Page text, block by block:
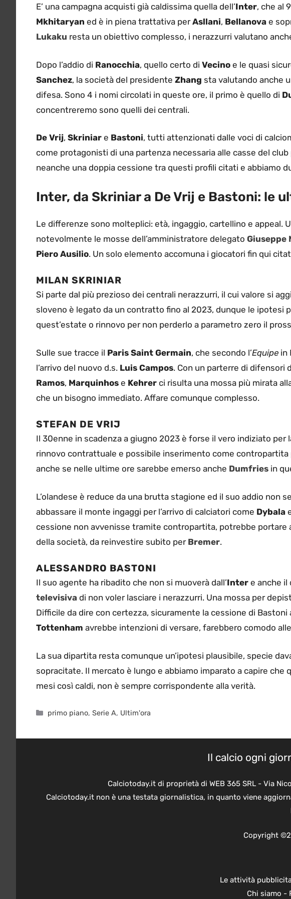
E’ una campagna acquisti già caldissima quella dell’Inter, che al
Mkhitaryan ed è in piena trattativa perAsllani, Bellanova e
Lukaku resta un obiettivo complesso, i nerazzurri valutano
Dopo l’addio di Ranocchia, quello certo di Vecino e le quasi
Sanchez, la società del presidente Zhang sta valutando anche
difesa. Sono 4 i nomi circolati in queste ore, il primo è quello di
concentreremo sono quelli dei centrali.
De Vrij, Skriniar e Bastoni, tutti attenzionati dalle voci di
come protagonisti di una partenza necessaria alle casse del
neanche una doppia cessione tra questi profili citati e abbiamo
Inter, da Skriniar a De Vrij e Bastoni: le
Le differenze sono molteplici: età, ingaggio, cartellino e appeal.
notevolmente le mosse dell’amministratore delegato Giuseppe
Piero Ausilio. Un solo elemento accomuna i giocatori fin qui
MILAN SKRINIAR
Si parte dal più prezioso dei centrali nerazzurri, il cui valore si
sloveno è legato da un contratto fino al 2023, dunque le ipotesi
quest’estate o rinnovo per non perderlo a parametro zero il
Sulle sue tracce il Paris Saint Germain, che secondo l’Equipe in
l’arrivo del nuovo d.s. Luis Campos. Con un parterre di difensori
Ramos, Marquinhos e Kehrer ci risulta una mossa più mirata
che un bisogno immediato. Affare comunque complesso.
STEFAN DE VRIJ
Il 30enne in scadenza a giugno 2023 è forse il vero indiziato per
rinnovo contrattuale e possibile inserimento come contropartita
anche se nelle ultime ore sarebbe emerso anche Dumfries in
L’olandese è reduce da una brutta stagione ed il suo addio non
abbassare il monte ingaggi per l’arrivo di calciatori come Dybala
cessione non avvenisse tramite contropartita, potrebbe portare
della società, da reinvestire subito per Bremer.
ALESSANDRO BASTONI
Il suo agente ha ribadito che non si muoverà dall’Inter e anche il
televisiva di non voler lasciare i nerazzurri. Una mossa per
Difficile da dire con certezza, sicuramente la cessione di
Tottenham avrebbe intenzioni di versare, farebbero comodo
La sua dipartita resta comunque un’ipotesi plausibile, specie
sopracitate. Il mercato è lungo e abbiamo imparato a capire che
mesi così caldi, non è sempre corrispondente alla verità.
Categorie
primo piano,Serie A, Ultim'ora
Il calcio ogni
Calciotoday.it di proprietà di WEB 365 SRL - Via
Calciotoday.it non è una testata giornalistica, in quanto viene
Copyright
Le attività
Chi siamo -